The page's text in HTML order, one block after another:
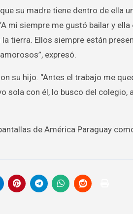
su madre tiene dentro de ella
mi siempre me gustó bailar y
tierra. Ellos siempre están
expresó.
su hijo. “Antes el trabajo me
sola con él, lo busco del colegio,
de América Paraguay